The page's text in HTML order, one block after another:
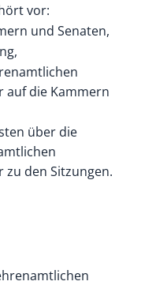
vor:
und Senaten,
auf die Kammern
über die
hen
zu den Sitzungen.